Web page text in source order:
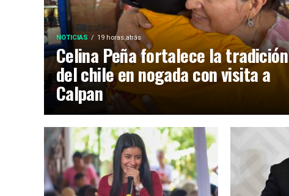
NOTICIAS 19 horas atrás
Celina Peña fortalece la tradición
del chile en nogada con visita a
Calpan